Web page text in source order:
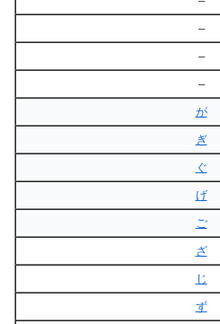
–
–
–
が
ぎ
ぐ
げ
ご
ざ
じ
ず